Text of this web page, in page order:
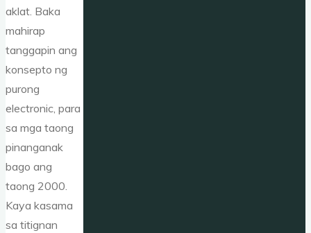
aklat. Baka
mahirap
tanggapin ang
konsepto ng
purong
electronic, para
sa mga taong
pinanganak
bago ang
taong 2000.
Kaya kasama
sa titignan